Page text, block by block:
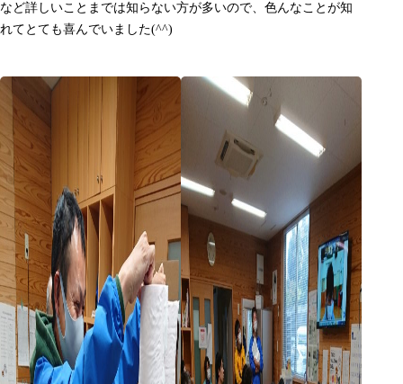
など詳しいことまでは知らない方が多いので、色んなことが知
れてとても喜んでいました(^^)